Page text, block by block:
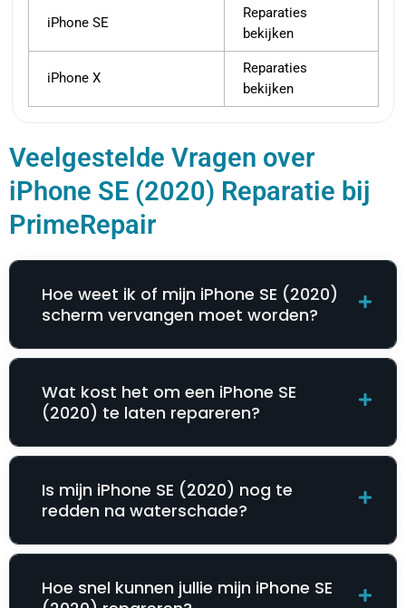
iPhone SE
Reparaties
bekijken
iPhone X
Reparaties
bekijken
Veelgestelde Vragen over
iPhone SE (2020) Reparatie bij
PrimeRepair
Hoe weet ik of mijn iPhone SE (2020)
scherm vervangen moet worden?
Wat kost het om een iPhone SE
(2020) te laten repareren?
Is mijn iPhone SE (2020) nog te
redden na waterschade?
Hoe snel kunnen jullie mijn iPhone SE